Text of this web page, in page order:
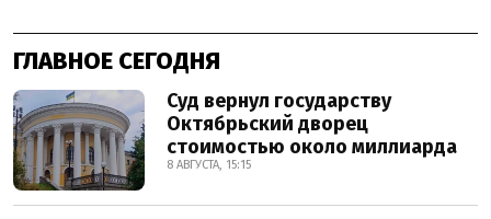
ГЛАВНОЕ СЕГОДНЯ
Суд вернул государству
Октябрьский дворец
стоимостью около миллиарда
8 АВГУСТА, 15:15